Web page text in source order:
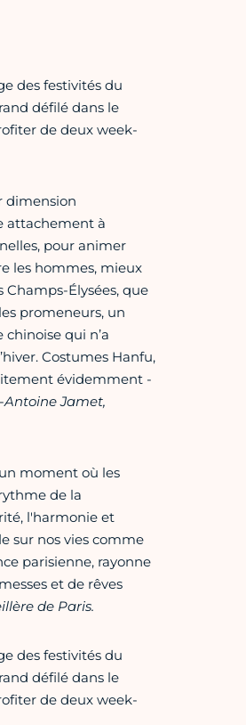
des festivités du
défilé dans le
de deux week-
dimension
attachement à
pour animer
les hommes, mieux
Élysées, que
promeneurs, un
qui n’a
Costumes Hanfu,
évidemment -
Antoine Jamet,
moment où les
de la
l'harmonie et
sur nos vies comme
parisienne, rayonne
et de rêves
de Paris.
des festivités du
défilé dans le
de deux week-